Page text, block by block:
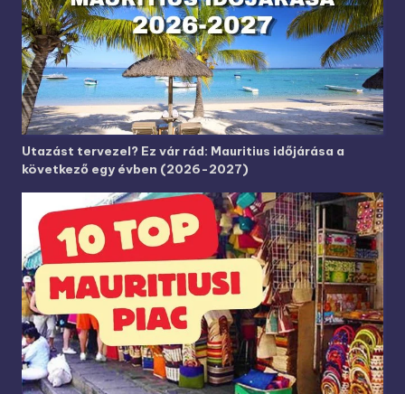
Utazást tervezel? Ez vár rád: Mauritius időjárása a
következő egy évben (2026-2027)